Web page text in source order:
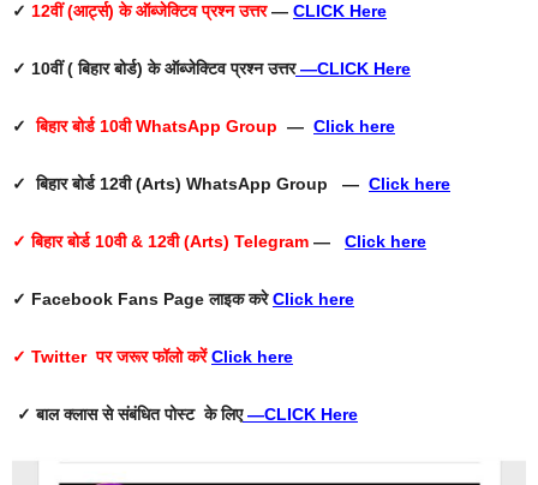
✓ 12वीं (आर्ट्स) के ऑब्जेक्टिव प्रश्न उत्तर— CLICK Here
✓ 10वीं ( बिहार बोर्ड) के ऑब्जेक्टिव प्रश्न उत्तर—CLICK Here
✓बिहार बोर्ड 10वी WhatsApp Group — Click here
✓ बिहार बोर्ड 12वी (Arts) WhatsApp Group — Click here
✓ बिहार बोर्ड 10वी & 12वी (Arts) Telegram — Click here
✓ Facebook Fans Page लाइक करेClick here
✓ Twitter पर जरूर फॉलो करें Click here
✓ बाल क्लास से संबंधित पोस्ट के लिए—CLICK Here